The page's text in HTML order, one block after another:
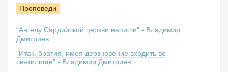
Проповеди
"Ангелу Сардийской церкви напиши" - Владимир
Дмитриев
"Итак, братия, имея дерзновение входить во
святилище" - Владимир Дмитриев